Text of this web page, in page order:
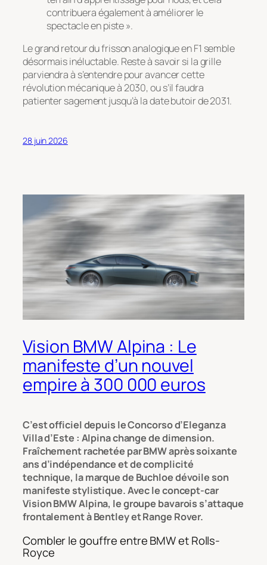
contribuera également à améliorer le
spectacle en piste ».
Le grand retour du frisson analogique en F1 semble
désormais inéluctable. Reste à savoir si la grille
parviendra à s’entendre pour avancer cette
révolution mécanique à 2030, ou s’il faudra
patienter sagement jusqu’à la date butoir de 2031.
28 juin 2026
Vision BMW Alpina : Le
manifeste d’un nouvel
empire à 300 000 euros
C’est officiel depuis le Concorso d’Eleganza
Villa d’Este : Alpina change de dimension.
Fraîchement rachetée par BMW après soixante
ans d’indépendance et de complicité
technique, la marque de Buchloe dévoile son
manifeste stylistique. Avec le concept-car
Vision BMW Alpina, le groupe bavarois s’attaque
frontalement à Bentley et Range Rover.
Combler le gouffre entre BMW et Rolls-
Royce